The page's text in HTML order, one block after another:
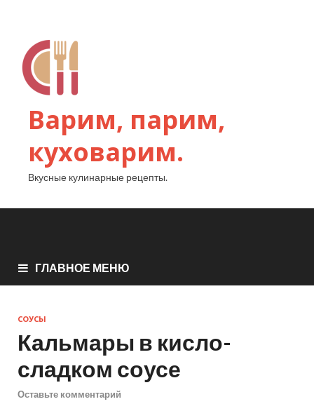
Варим, парим,
куховарим.
Вкусные кулинарные рецепты.
ГЛАВНОЕ МЕНЮ
СОУСЫ
Кальмары в кисло-
сладком соусе
Оставьте комментарий